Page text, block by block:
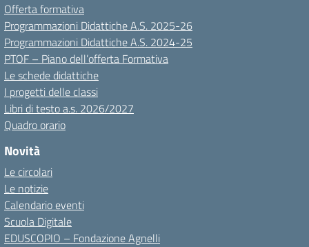
Offerta formativa
Programmazioni Didattiche A.S. 2025-26
Programmazioni Didattiche A.S. 2024-25
PTOF – Piano dell’offerta Formativa
Le schede didattiche
I progetti delle classi
Libri di testo a.s. 2026/2027
Quadro orario
Novità
Le circolari
Le notizie
Calendario eventi
Scuola Digitale
EDUSCOPIO – Fondazione Agnelli